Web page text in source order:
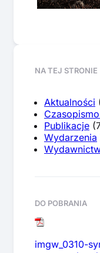
NA TEJ STRONIE
Aktualności
Publikacje
Wydarzenia
DO POBRANIA
imgw_0310-